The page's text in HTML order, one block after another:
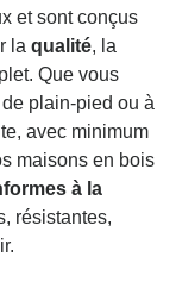
et sont conçus
la qualité, la
Que vous
plain-pied ou à
avec minimum
maisons en bois
à la
résistantes,